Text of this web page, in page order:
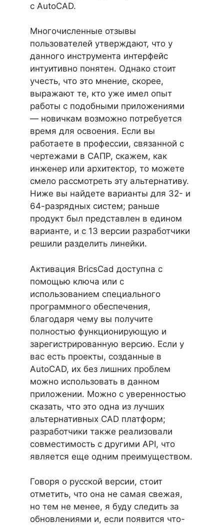
с AutoCAD.
Многочисленные отзывы
пользователей утверждают, что у
данного инструмента интерфейс
интуитивно понятен. Однако стоит
учесть, что это мнение, скорее,
выражают те, кто уже имел опыт
работы с подобными приложениями
— новичкам возможно потребуется
время для освоения. Если вы
работаете в профессии, связанной с
чертежами в САПР, скажем, как
инженер или архитектор, то можете
смело рассмотреть эту альтернативу.
Ниже вы найдете варианты для 32- и
64-разрядных систем; раньше
продукт был представлен в едином
варианте, и с 13 версии разработчики
решили разделить линейки.
Активация BricsCad доступна с
помощью ключа или с
использованием специального
программного обеспечения,
благодаря чему вы получите
полностью функционирующую и
зарегистрированную версию. Если у
вас есть проекты, созданные в
AutoCAD, их без лишних проблем
можно использовать в данном
приложении. Можно с уверенностью
сказать, что это одна из лучших
альтернативных CAD платформ;
разработчики также реализовали
совместимость с другими API, что
является еще одним преимуществом.
Говоря о русской версии, стоит
отметить, что она не самая свежая,
но тем не менее, я буду следить за
обновлениями и, если появится что-